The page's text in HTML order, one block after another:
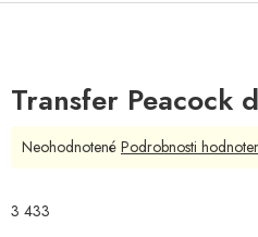
Transfer Peacock
3 433
Priemerné
je
Neohodnotené Podrobnosti